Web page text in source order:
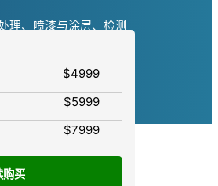
理、喷漆与涂层、检测
$4999
$5999
$7999